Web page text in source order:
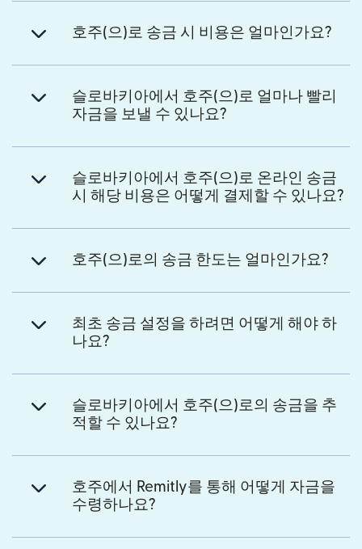
호주(으)로 송금 시 비용은 얼마인가요?
슬로바키아에서 호주(으)로 얼마나 빨리
자금을 보낼 수 있나요?
슬로바키아에서 호주(으)로 온라인 송금
시 해당 비용은 어떻게 결제할 수 있나요?
호주(으)로의 송금 한도는 얼마인가요?
최초 송금 설정을 하려면 어떻게 해야 하
나요?
슬로바키아에서 호주(으)로의 송금을 추
적할 수 있나요?
호주에서 Remitly를 통해 어떻게 자금을
수령하나요?